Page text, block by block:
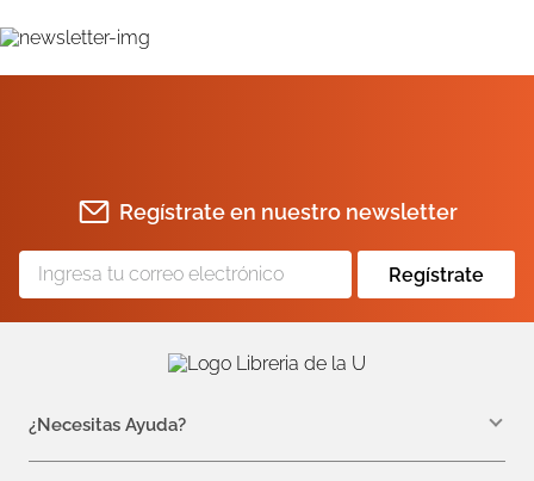
Regístrate en nuestro newsletter
Regístrate
¿Necesitas Ayuda?
WhatsApp +57 310 7157616